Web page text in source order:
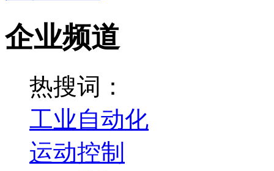
企业频道
热搜词：
工业自动化
运动控制